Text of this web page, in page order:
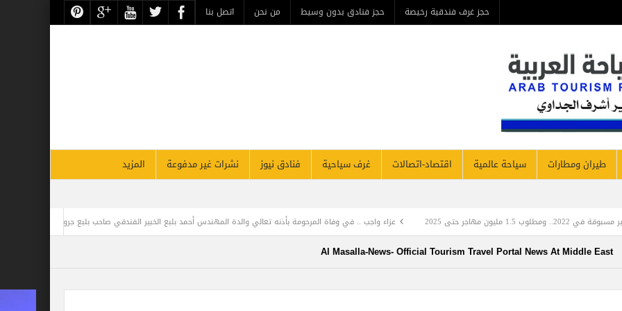
حجز غرف فندقية رخيصة حجز فنادق بدون وسيط من نحن اتصل بنا
سياحة عالمية اقتصاد-اتصالات غرف سياحية فنادق نيوز نشرات غير مدفوعة
المزيد
عزاء واجب .. في وفاة المرحومة بأذنه تعالي والدة المهندس أحمد بلبع الخبير الفندقي صاحب بلبع جروب
مغامر مصري يحطم الرقم القياسي في
Al Masalla-News- Official Tourism Travel Portal News At